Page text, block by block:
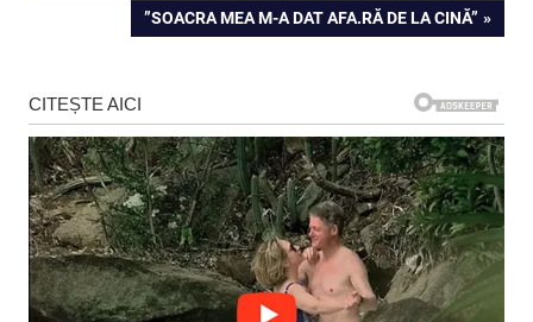
NEXT
POST:
”SOACRA MEA M-A DAT AFA.RĂ DE LA CINĂ”